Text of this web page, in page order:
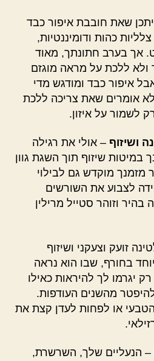
שאת חובבת איפור כבד
כהות ודומיננטיות,
אך בערב חתונתך, מאוד
ולא ללכת על מראה מוגזם
איפור כבד ומודגש מדי
אומרים שאת צריכה ללכת
לשמור על איזון.
ושיזוף – אולי את רגילה
במיטות שיזוף תוך השגת גוון
מזמנך מוקדש גם לבילוי
לצבוע את השורשים
וזוהר סטייל מרילין
זועק וצעקני ושיזוף
בחורף, שבו הוא נראה
יגרמו לך להיראות כאילו
מהשנים העודפות.
או לפחות לעדן קצת את
– הנעליים שלך, השרשרת,